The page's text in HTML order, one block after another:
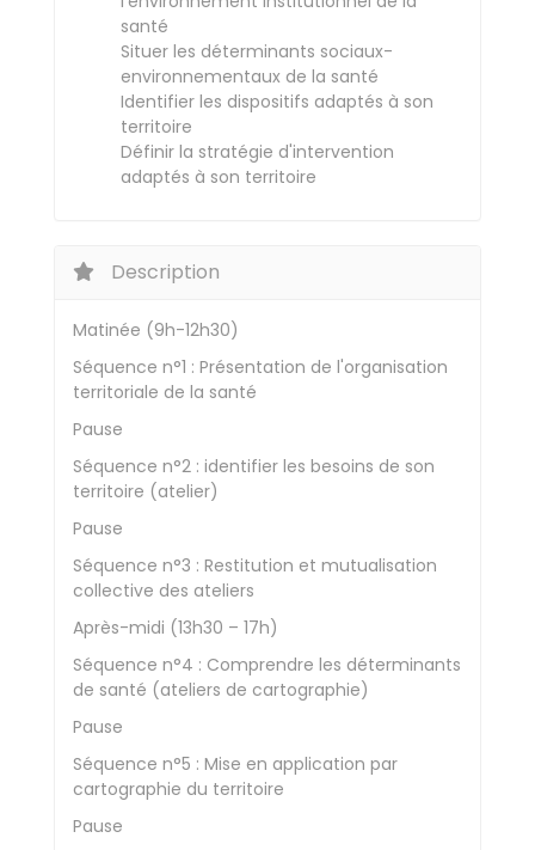
santé
Situer les déterminants sociaux-
environnementaux de la santé
Identifier les dispositifs adaptés à son
territoire
Définir la stratégie d'intervention
adaptés à son territoire
Description
Matinée (9h-12h30)
Séquence n°1 : Présentation de l'organisation
territoriale de la santé
Pause
Séquence n°2 : identifier les besoins de son
territoire (atelier)
Pause
Séquence n°3 : Restitution et mutualisation
collective des ateliers
Après-midi (13h30 – 17h)
Séquence n°4 : Comprendre les déterminants
de santé (ateliers de cartographie)
Pause
Séquence n°5 : Mise en application par
cartographie du territoire
Pause